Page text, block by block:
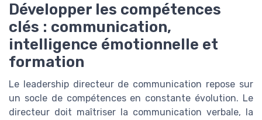
Développer les compétences
clés : communication,
intelligence émotionnelle et
formation
Le leadership directeur de communication repose sur
un socle de compétences en constante évolution. Le
directeur doit maîtriser la communication verbale, la